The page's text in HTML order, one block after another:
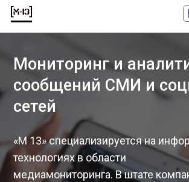
Мониторинги
сообщений СМИ и
сетей
«М 13» специализируется на
технологиях в области
медиамониторинга. В штате